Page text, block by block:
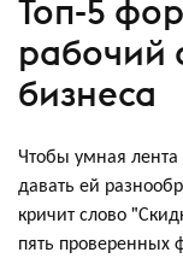
Топ-5
рабочий
бизнеса
Чтобы умная
давать ей
кричит слово
пять проверенных